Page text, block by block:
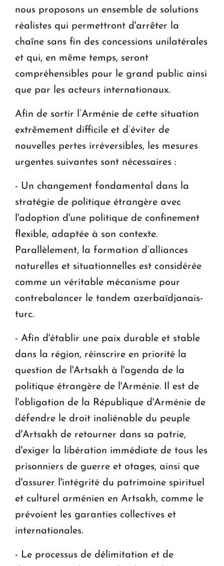
nous proposons un ensemble de solutions
réalistes qui permettront d'arrêter la
chaîne sans fin des concessions unilatérales
et qui, en même temps, seront
compréhensibles pour le grand public ainsi
que par les acteurs internationaux.
Afin de sortir l’Arménie de cette situation
extrêmement difficile et d’éviter de
nouvelles pertes irréversibles, les mesures
urgentes suivantes sont nécessaires :
- Un changement fondamental dans la
stratégie de politique étrangère avec
l'adoption d'une politique de confinement
flexible, adaptée à son contexte.
Parallèlement, la formation d’alliances
naturelles et situationnelles est considérée
comme un véritable mécanisme pour
contrebalancer le tandem azerbaïdjanais-
turc.
- Afin d'établir une paix durable et stable
dans la région, réinscrire en priorité la
question de l'Artsakh à l'agenda de la
politique étrangère de l'Arménie. Il est de
l'obligation de la République d'Arménie de
défendre le droit inaliénable du peuple
d'Artsakh de retourner dans sa patrie,
d'exiger la libération immédiate de tous les
prisonniers de guerre et otages, ainsi que
d'assurer l'intégrité du patrimoine spirituel
et culturel arménien en Artsakh, comme le
prévoient les garanties collectives et
internationales.
- Le processus de délimitation et de